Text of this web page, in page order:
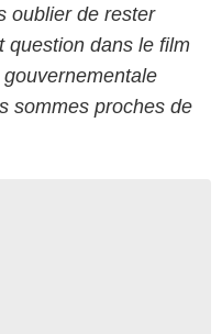
oublier de rester
question dans le film
sommes proches de